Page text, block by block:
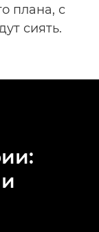
плана, с
сиять.